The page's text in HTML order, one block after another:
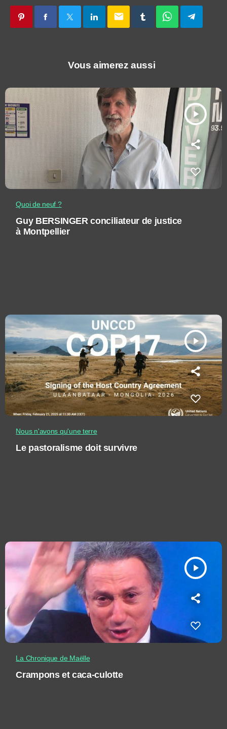
email
Vous aimerez aussi
play_arrow
Quoi de neuf ?
Guy BERSINGER conciliateur de justice
à Montpellier
play_arrow
Nous n'avons qu'une terre
Le pastoralisme doit survivre
play_arrow
La Chronique de Maëlle
Crampons et caca-culotte